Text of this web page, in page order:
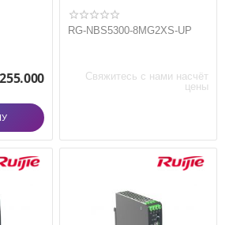
RG-NBS5300-8MG2XS-UP
Свяжитесь с нами насчёт
цены